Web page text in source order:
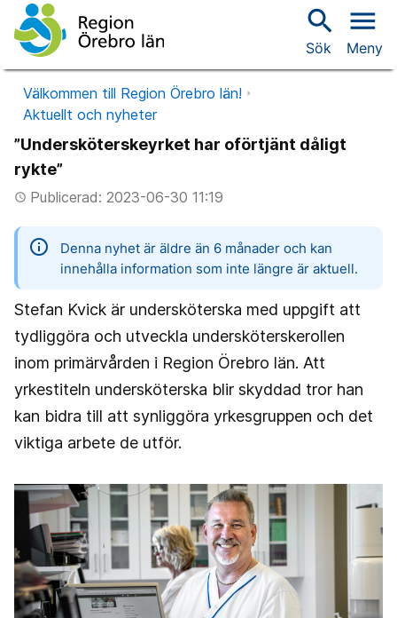
search
Sök
menu
Meny
Välkommen till Region Örebro län!
Aktuellt och nyheter
”Undersköterskeyrket har oförtjänt dåligt
rykte”
access_timePublicerad: 2023-06-30 11:19
information
Denna nyhet är äldre än 6 månader och kan
innehålla information som inte längre är aktuell.
Stefan Kvick är undersköterska med uppgift att
tydliggöra och utveckla undersköterskerollen
inom primärvården i Region Örebro län. Att
yrkestiteln undersköterska blir skyddad tror han
kan bidra till att synliggöra yrkesgruppen och det
viktiga arbete de utför.